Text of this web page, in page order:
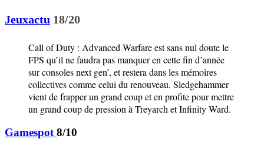
Jeuxactu 18/20
Call of Duty : Advanced Warfare est sans nul doute le
FPS qu’il ne faudra pas manquer en cette fin d’année
sur consoles next gen’, et restera dans les mémoires
collectives comme celui du renouveau. Sledgehammer
vient de frapper un grand coup et en profite pour mettre
un grand coup de pression à Treyarch et Infinity Ward.
Gamespot 8/10